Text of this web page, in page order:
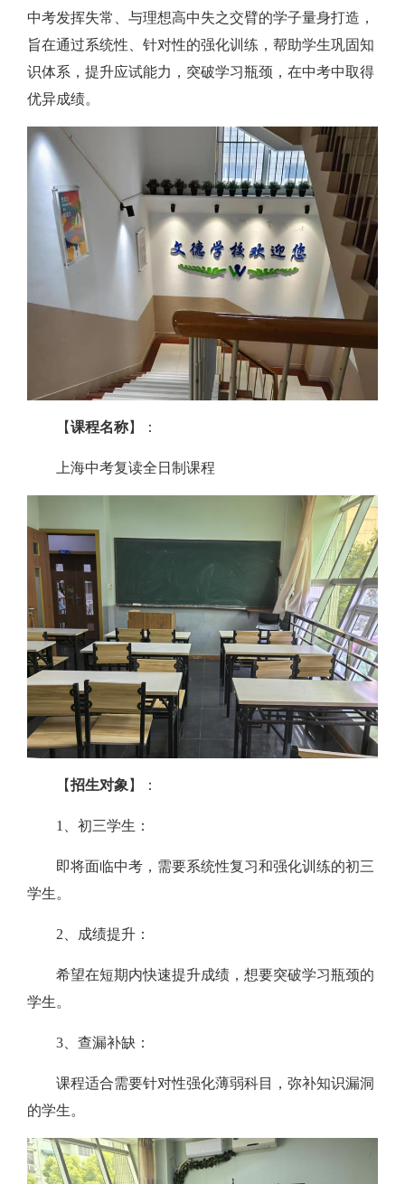
中考发挥失常、与理想高中失之交臂的学子量身打造，
旨在通过系统性、针对性的强化训练，帮助学生巩固知
识体系，提升应试能力，突破学习瓶颈，在中考中取得
优异成绩。
【课程名称】：
上海中考复读全日制课程
【招生对象 】：
1、初三学生：
即将面临中考，需要系统性复习和强化训练的初三
学生。
2、成绩提升：
希望在短期内快速提升成绩，想要突破学习瓶颈的
学生。
3、查漏补缺：
课程适合需要针对性强化薄弱科目，弥补知识漏洞
的学生。